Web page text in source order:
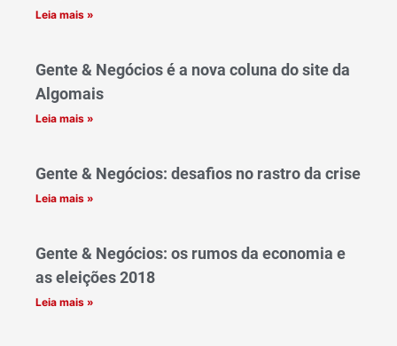
Leia mais »
Gente & Negócios é a nova coluna do site da
Algomais
Leia mais »
Gente & Negócios: desafios no rastro da crise
Leia mais »
Gente & Negócios: os rumos da economia e
as eleições 2018
Leia mais »